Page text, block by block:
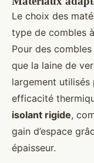
Le choix des
type de combles
Pour des
que la laine de
largement
efficacité
isolant rigide,
gain d’espace
épaisseur.